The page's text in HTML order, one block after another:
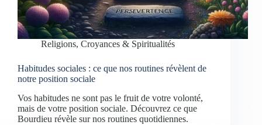
Religions, Croyances & Spiritualités
Habitudes sociales : ce que nos routines révèlent de
notre position sociale
Vos habitudes ne sont pas le fruit de votre volonté,
mais de votre position sociale. Découvrez ce que
Bourdieu révèle sur nos routines quotidiennes.